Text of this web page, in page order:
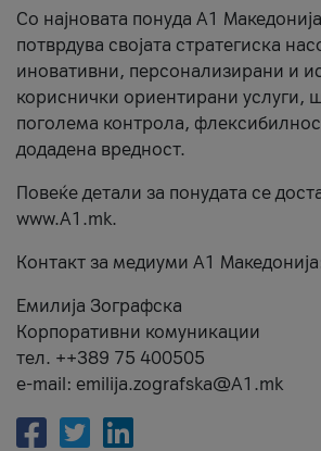
Со најновата понуда А1
потврдува својата стратегиска
иновативни, персонализирани и
кориснички ориентирани услуги,
поголема контрола,
додадена вредност.
Повеќе детали за понудата се
www.А1.mk.
Контакт за медиуми А1
Емилија Зографска
Корпоративни комуникации
тел. ++389 75 400505
e-mail: emilija.zografska@A1.mk